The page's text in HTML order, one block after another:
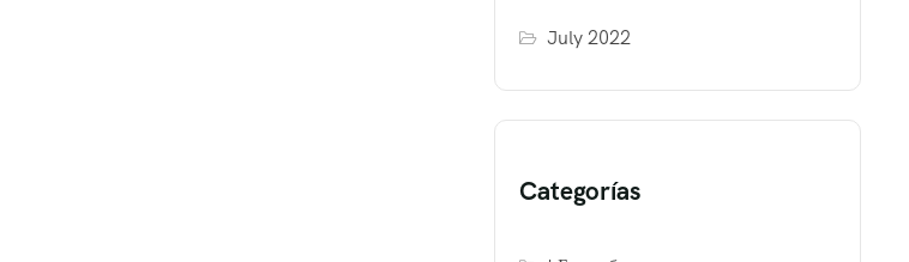
July 2022
Categorías